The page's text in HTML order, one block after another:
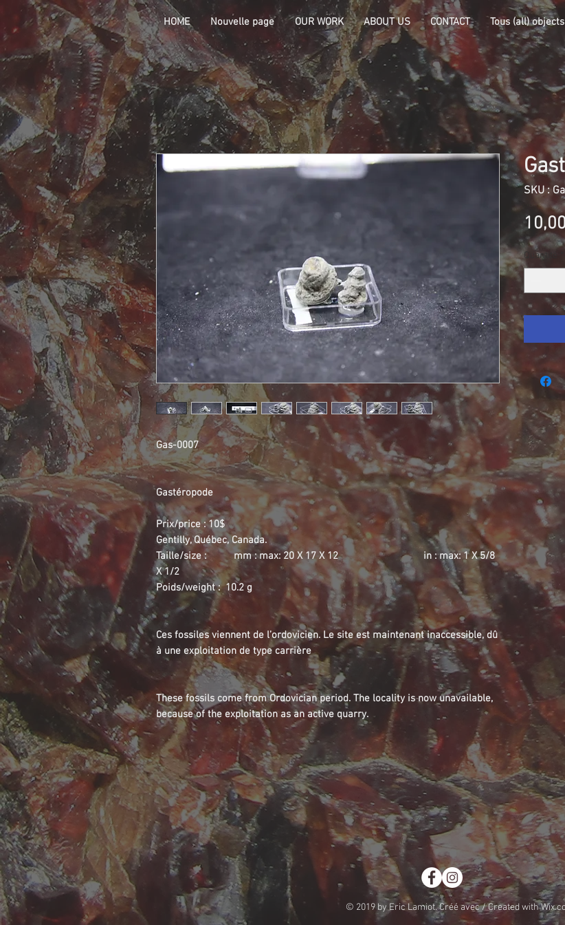
HOME Nouvelle page OUR WORK ABOUT US CONTACT Tous (all) objects
Gas-0007
Gastéropode
Prix/price : 10$
Gentilly, Québec, Canada.
Taille/size : mm : max: 20 X 17 X 12 in : max: 1 X 5/8
X 1/2
Poids/weight : 10.2 g
Ces fossiles viennent de l’ordovicien. Le site est maintenant inaccessible, dû
à une exploitation de type carrière
These fossils come from Ordovician period. The locality is now unavailable,
because of the exploitation as an active quarry.
SKU :
Quantité
© 2019 by Eric Lamiot. Créé avec / Created with